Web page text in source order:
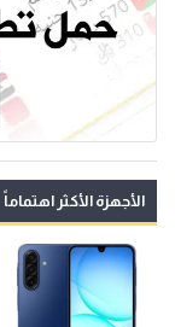
الأجهزة الأكثر اهتماماً